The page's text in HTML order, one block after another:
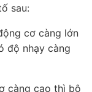
sau:
cơ càng lớn
độ nhạy càng
càng cao thì bộ